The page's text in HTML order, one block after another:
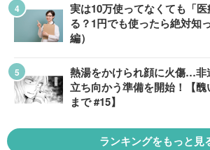
実は10万使ってなくても「
る？1円でも使ったら絶対知
編）
熱湯をかけられ顔に火傷…非
立ち向かう準備を開始！【
まで #15】
ランキングをもっと見